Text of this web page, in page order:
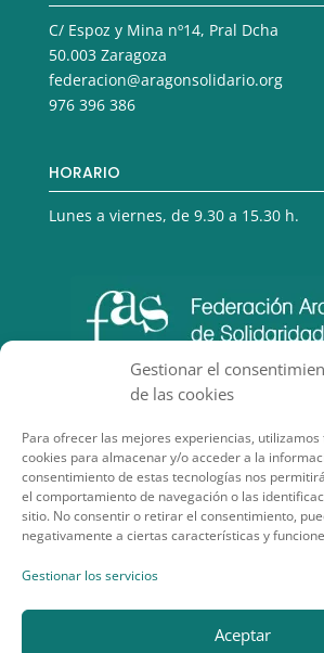
Gestionar el
de las cookies
Para ofrecer las mejores experiencias,
cookies para almacenar y/o acceder a la
consentimiento de estas tecnologías nos
el comportamiento de navegación o las
sitio. No consentir o retirar el consentimiento,
negativamente a ciertas características y
Gestionar los servicios
Aceptar
C/ Espoz y Mina nº14, Pral Dcha
50.003 Zaragoza
federacion@aragonsolidario.org
976 396 386
HORARIO
Lunes a viernes, de 9.30 a 15.30 h.
SECCIONES DE INTERÉS